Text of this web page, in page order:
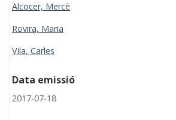
Alcocer, Mercè
Rovira, Maria
Vila, Carles
Data emissió
2017-07-18